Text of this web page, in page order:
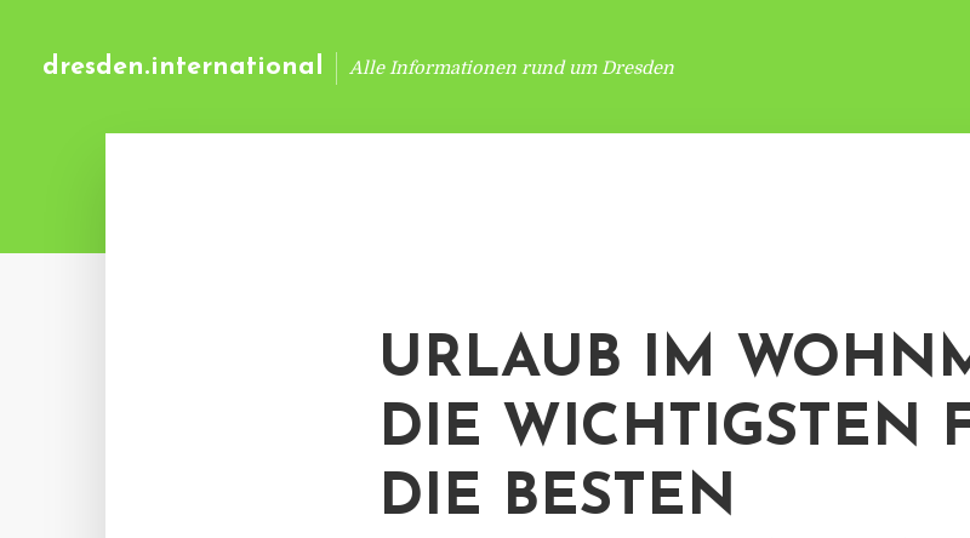
dresden.international Alle Informationen rund um Dresden
URLAUB IM
DIE WICHTIGSTEN
DIE BESTEN